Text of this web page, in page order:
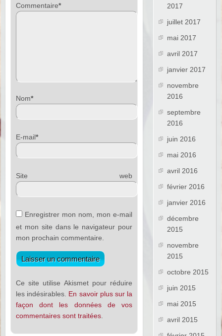
Commentaire*
Nom*
E-mail*
Site web
Enregistrer mon nom, mon e-mail
et mon site dans le navigateur pour
mon prochain commentaire.
Ce site utilise Akismet pour réduire
les indésirables. En savoir plus sur la
façon dont les données de vos
commentaires sont traitées
2017
juillet 2017
mai 2017
avril 2017
janvier 2017
novembre
2016
septembre
2016
juin 2016
mai 2016
avril 2016
février 2016
janvier 2016
décembre
2015
novembre
2015
octobre 2015
juin 2015
mai 2015
avril 2015